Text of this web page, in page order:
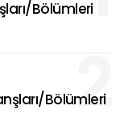
Bölümleri
2
Bölümleri